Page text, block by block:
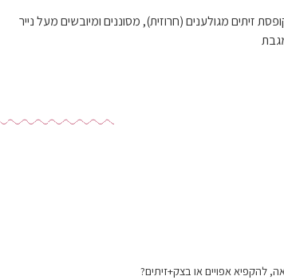
זיתים מגולענים (חרוזית), מסוננים ומיובשים מעל נייר
להקפיא אפויים או בצק+זיתים?